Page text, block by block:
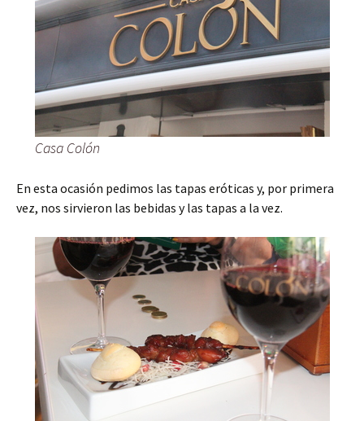
Casa Colón
En esta ocasión pedimos las tapas eróticas y, por primera
vez, nos sirvieron las bebidas y las tapas a la vez.